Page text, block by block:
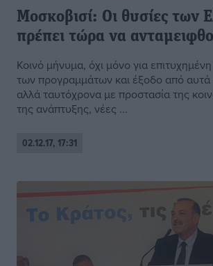
Μοσκοβισί: Oι θυσίες των
πρέπει τώρα να
Κοινό μήνυμα, όχι μόνο για
των προγραμμάτων και έξοδο από
αλλά ταυτόχρονα με προστασία της
της ανάπτυξης, νέες ...
02.12.17, 17:31